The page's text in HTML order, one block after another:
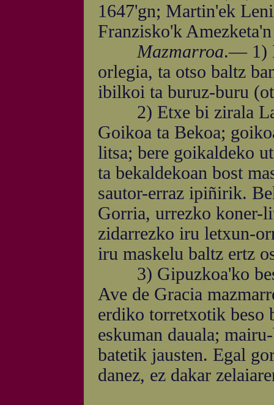
1647'gn; Martin'ek
Franzisko'k
Mazmarroa.— 1)
orlegia, ta otso baltz
ibilkoi ta buruz-buru
2) Etxe bi zirala
Goikoa ta Bekoa;
litsa; bere goikaldeko
ta bekaldekoan bost
sautor-erraz ipiñirik.
Gorria, urrezko koner-
zidarrezko iru letxun-
iru maskelu baltz ertz
3) Gipuzkoa'ko
Ave de Gracia
erdiko torretxotik beso
eskuman dauala;
batetik jausten. Egal
danez, ez dakar